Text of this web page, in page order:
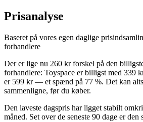
Prisanalyse
Baseret på vores egen daglige
forhandlere
Der er lige nu 260 kr forskel på den
forhandlere: Toyspace er billigst med 339
er 599 kr — et spænd på 77 %. Det kan
sammenligne, før du køber.
Den laveste dagspris har ligget stabilt
måned. Set over de seneste 90 dage er den